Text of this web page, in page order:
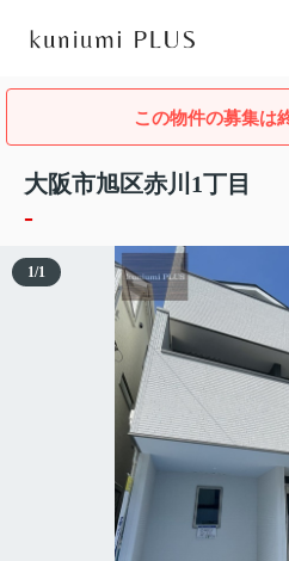
この物件の募集は
大阪市旭区赤川1丁目
-
1/1